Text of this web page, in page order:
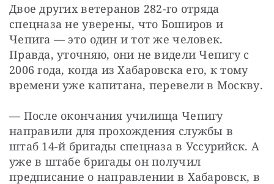
Двое других ветеранов 282-го отряда
спецназа не уверены, что Боширов и
Чепига — это один и тот же человек.
Правда, уточняю, они не видели Чепигу с
2006 года, когда из Хабаровска его, к тому
времени уже капитана, перевели в Москву.
— После окончания училища Чепигу
направили для прохождения службы в
штаб 14-й бригады спецназа в Уссурийск. А
уже в штабе бригады он получил
предписание о направлении в Хабаровск, в